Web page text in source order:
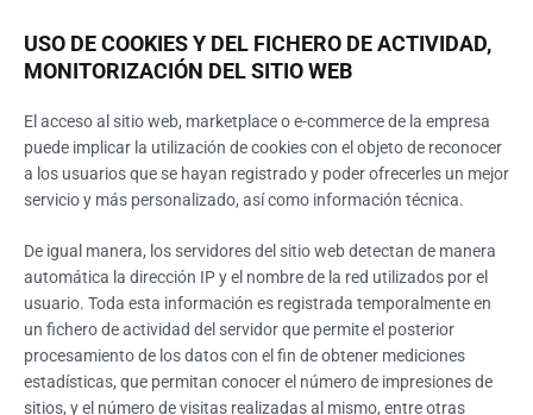
USO DE COOKIES Y DEL FICHERO DE ACTIVIDAD,
MONITORIZACIÓN DEL SITIO WEB
El acceso al sitio web, marketplace o e-commerce de la empresa
puede implicar la utilización de cookies con el objeto de reconocer
a los usuarios que se hayan registrado y poder ofrecerles un mejor
servicio y más personalizado, así como información técnica.
De igual manera, los servidores del sitio web detectan de manera
automática la dirección IP y el nombre de la red utilizados por el
usuario. Toda esta información es registrada temporalmente en
un fichero de actividad del servidor que permite el posterior
procesamiento de los datos con el fin de obtener mediciones
estadísticas, que permitan conocer el número de impresiones de
sitios, y el número de visitas realizadas al mismo, entre otras